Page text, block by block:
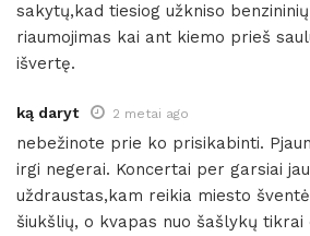
sakytų,kad tiesiog užkniso
riaumojimas kai ant kiemo prieš
išvertę.
ką daryt 2 metai ago
nebežinote prie ko prisikabinti.
irgi negerai. Koncertai per garsiai
uždraustas,kam reikia miesto
šiukšlių, o kvapas nuo šašlykų tikrai